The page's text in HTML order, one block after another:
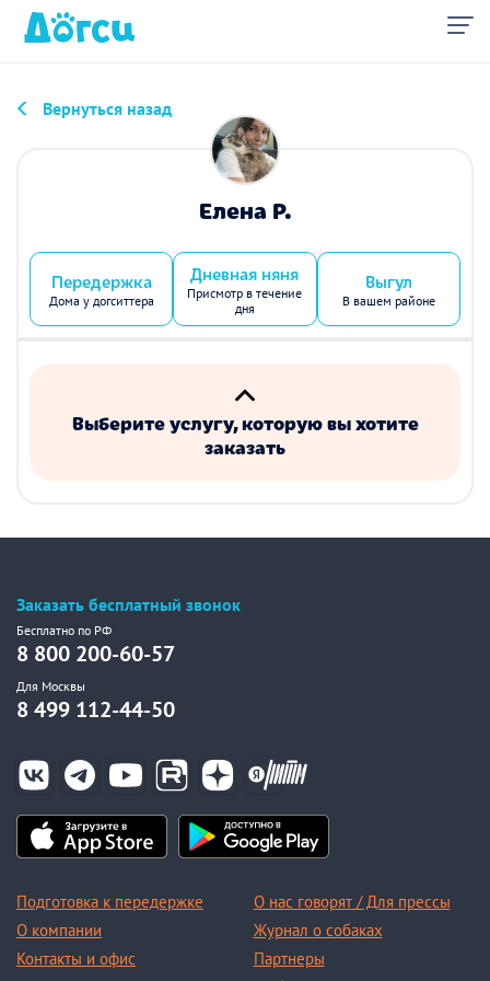
Вернуться назад
Елена Р.
Передержка
Дома у догситтера
Дневная няня
Присмотр в течение
дня
Выгул
В вашем районе
Выберите услугу, которую вы хотите
заказать
Заказать бесплатный звонок
Бесплатно по РФ
8 800 200-60-57
Для Москвы
8 499 112-44-50
Подготовка к передержке
О компании
Контакты и офис
О нас говорят / Для прессы
Журнал о собаках
Партнеры